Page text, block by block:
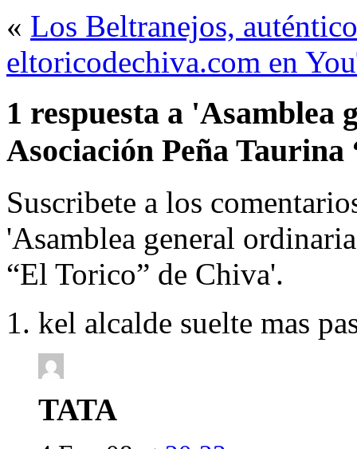
« Los Beltranejos,
eltoricodechiva.com en
1 respuesta a 'Asamblea
Asociación Peña
Suscribete a los
'Asamblea general
“El Torico” de Chiva'.
kel alcalde suelte mas
TATA